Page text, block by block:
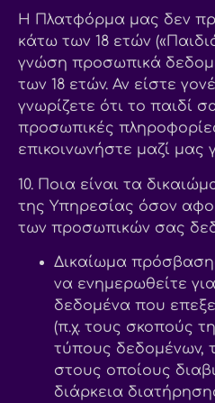
Η Πλατφόρμα μας δεν
κάτω των 18 ετών
γνώση προσωπικά
των 18 ετών. Αν είστε
γνωρίζετε ότι το παιδί
προσωπικές
επικοινωνήστε μαζί μας
10. Ποια είναι τα
της Υπηρεσίας όσον
των προσωπικών σας
Δικαίωμα
να ενημερωθείτε
δεδομένα που
(π.χ. τους σκοπούς
τύπους δεδομένων,
στους οποίους
διάρκεια